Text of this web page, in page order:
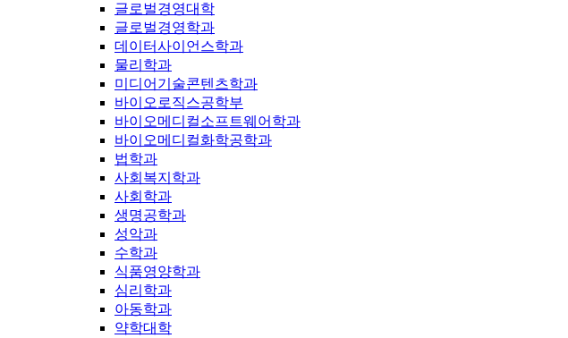
글로벌경영대학
글로벌경영학과
데이터사이언스학과
물리학과
미디어기술콘텐츠학과
바이오로직스공학부
바이오메디컬소프트웨어학과
바이오메디컬화학공학과
법학과
사회복지학과
사회학과
생명공학과
성악과
수학과
식품영양학과
심리학과
아동학과
약학대학